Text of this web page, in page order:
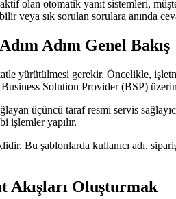
olan otomatik yanıt sistemleri,
veya sık sorulan sorulara anında
Adım Genel Bakış
yürütülmesi gerekir. Öncelikle,
Solution Provider (BSP)
üçüncü taraf resmi servis
işlemler yapılır.
Bu şablonlarda kullanıcı adı,
Akışları Oluşturmak